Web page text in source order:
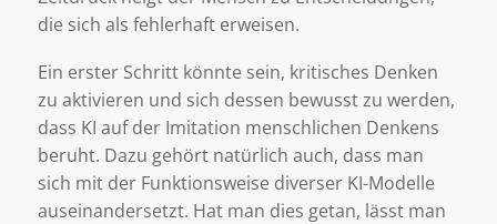
die sich als fehlerhaft erweisen.
Ein erster Schritt könnte sein, kritisches Denken
zu aktivieren und sich dessen bewusst zu werden,
dass KI auf der Imitation menschlichen Denkens
beruht. Dazu gehört natürlich auch, dass man
sich mit der Funktionsweise diverser KI-Modelle
auseinandersetzt. Hat man dies getan, lässt man